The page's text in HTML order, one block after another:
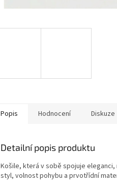
Popis Hodnocení Diskuze
Detailní popis produktu
Košile, která v sobě spojuje
styl, volnost pohybu a prvotřídní